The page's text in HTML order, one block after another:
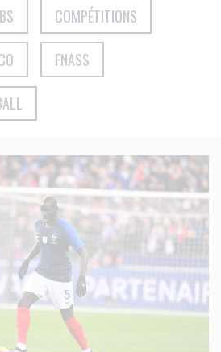
COMPÉTITIONS
FNASS